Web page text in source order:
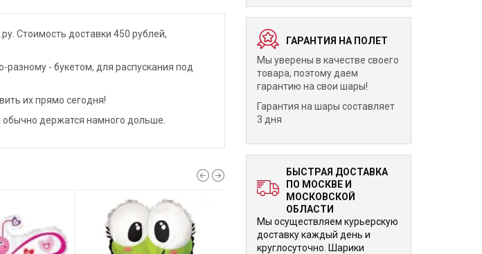
Стоимость доставки 450 рублей,
- букетом, для распускания под
их прямо сегодня!
обычно держатся намного дольше.
ГАРАНТИЯ НА ПОЛЕТ
Мы уверены в качестве своего
товара, поэтому даем
гарантию на свои шары!
Гарантия на шары составляет
3 дня
БЫСТРАЯ ДОСТАВКА
ПО МОСКВЕ И
МОСКОВСКОЙ
ОБЛАСТИ
Мы осуществляем курьерскую
доставку каждый день и
круглосуточно. Шарики